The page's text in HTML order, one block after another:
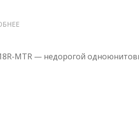
SYS-
MTR — недорогой